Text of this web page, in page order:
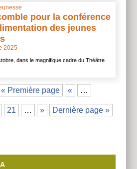
pour la conférence
des jeunes
2025
dans le magnifique cadre du Théâtre
« Première page «
…
21 … » Dernière page »